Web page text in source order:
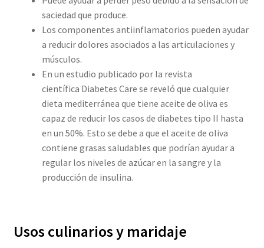
saciedad que produce.
Los componentes antiinflamatorios pueden ayudar
a reducir dolores asociados a las articulaciones y
músculos.
En un estudio publicado por la revista
científica Diabetes Care se reveló que cualquier
dieta mediterránea que tiene aceite de oliva es
capaz de reducir los casos de diabetes tipo II hasta
en un 50%. Esto se debe a que el aceite de oliva
contiene grasas saludables que podrían ayudar a
regular los niveles de azúcar en la sangre y la
producción de insulina.
Usos culinarios y maridaje